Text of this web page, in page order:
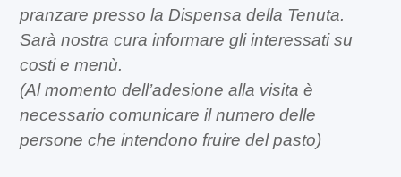
pranzare presso la Dispensa della Tenuta.
Sarà nostra cura informare gli interessati su
costi e menù.
(Al momento dell’adesione alla visita è
necessario comunicare il numero delle
persone che intendono fruire del pasto)